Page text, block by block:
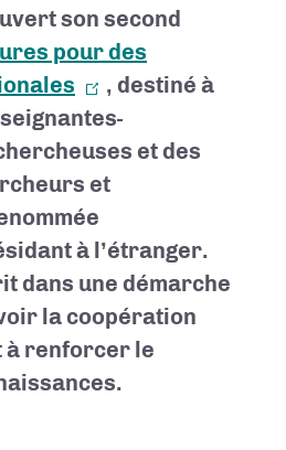
son second
pour des
, destiné à
et des
et
à l’étranger.
dans une démarche
la coopération
à renforcer le